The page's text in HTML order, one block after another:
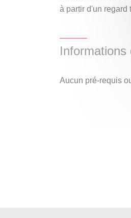
à partir d'un regard
Informations
Aucun pré-requis